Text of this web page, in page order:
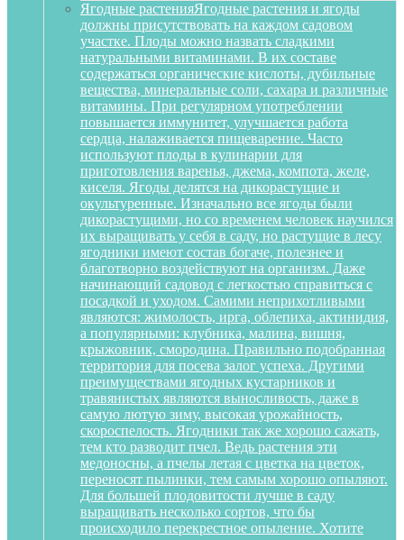
Ягодные растенияЯгодные растения и ягоды
должны присутствовать на каждом садовом
участке. Плоды можно назвать сладкими
натуральными витаминами. В их составе
содержаться органические кислоты, дубильные
вещества, минеральные соли, сахара и различные
витамины. При регулярном употреблении
повышается иммунитет, улучшается работа
сердца, налаживается пищеварение. Часто
используют плоды в кулинарии для
приготовления варенья, джема, компота, желе,
киселя. Ягоды делятся на дикорастущие и
окультуренные. Изначально все ягоды были
дикорастущими, но со временем человек научился
их выращивать у себя в саду, но растущие в лесу
ягодники имеют состав богаче, полезнее и
благотворно воздействуют на организм. Даже
начинающий садовод с легкостью справиться с
посадкой и уходом. Самими неприхотливыми
являются: жимолость, ирга, облепиха, актинидия,
а популярными: клубника, малина, вишня,
крыжовник, смородина. Правильно подобранная
территория для посева залог успеха. Другими
преимуществами ягодных кустарников и
травянистых являются выносливость, даже в
самую лютую зиму, высокая урожайность,
скороспелость. Ягодники так же хорошо сажать,
тем кто разводит пчел. Ведь растения эти
медоносны, а пчелы летая с цветка на цветок,
переносят пылинки, тем самым хорошо опыляют.
Для большей плодовитости лучше в саду
выращивать несколько сортов, что бы
происходило перекрестное опыление. Хотите